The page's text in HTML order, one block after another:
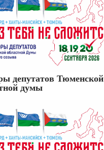
депутатов Тюменской
думы